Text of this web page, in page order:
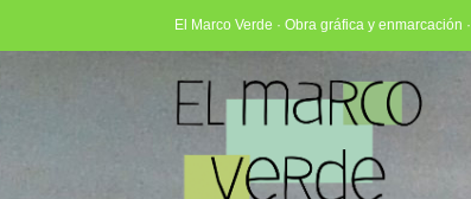
El Marco Verde · Obra gráfica y enmarcación ·